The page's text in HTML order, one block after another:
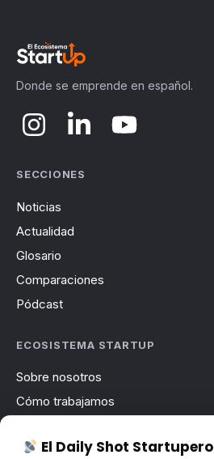
Donde se emprende en español.
SECCIONES
Noticias
Actualidad
Glosario
Comparaciones
Pódcast
ECOSISTEMA STARTUP
Sobre nosotros
Cómo trabajamos
Contacto
El Daily Shot Startupero